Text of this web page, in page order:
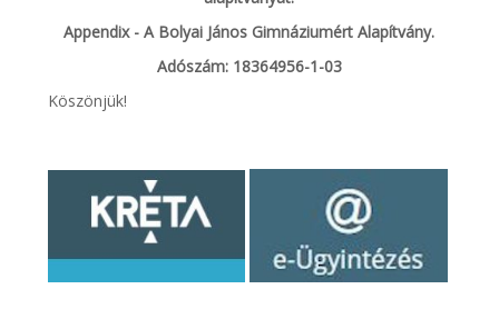
Appendix - A Bolyai János Gimnáziumért Alapítvány.
Adószám: 18364956-1-03
Köszönjük!